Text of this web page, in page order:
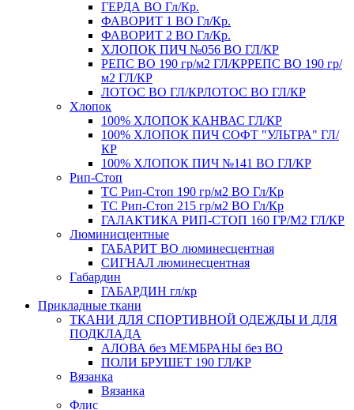
ГЕРДА ВО Гл/Кр.
ФАВОРИТ 1 ВО Гл/Кр.
ФАВОРИТ 2 ВО Гл/Кр.
ХЛОПОК ПИЧ №056 ВО ГЛ/КР
РЕПС ВО 190 гр/м2 ГЛ/КРРЕПС ВО 190 гр/
м2 ГЛ/КР
ЛОТОС ВО ГЛ/КРЛОТОС ВО ГЛ/КР
Хлопок
100% ХЛОПОК КАНВАС ГЛ/КР
100% ХЛОПОК ПИЧ СОФТ "УЛЬТРА" ГЛ/
КР
100% ХЛОПОК ПИЧ №141 ВО ГЛ/КР
Рип-Стоп
TC Рип-Стоп 190 гр/м2 ВО Гл/Кр
TC Рип-Стоп 215 гр/м2 ВО Гл/Кр
ГАЛАКТИКА РИП-СТОП 160 ГР/М2 ГЛ/КР
Люминисцентные
ГАБАРИТ ВО люминесцентная
СИГНАЛ люминесцентная
Габардин
ГАБАРДИН гл/кр
Прикладные ткани
ТКАНИ ДЛЯ СПОРТИВНОЙ ОДЕЖДЫ И ДЛЯ
ПОДКЛАДА
АЛОВА без МЕМБРАНЫ без ВО
ПОЛИ БРУШЕТ 190 ГЛ/КР
Вязанка
Вязанка
Флис